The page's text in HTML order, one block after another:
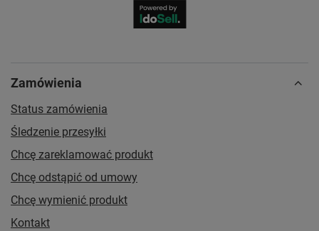
Zamówienia
Status zamówienia
Śledzenie przesyłki
Chcę zareklamować produkt
Chcę odstąpić od umowy
Chcę wymienić produkt
Kontakt